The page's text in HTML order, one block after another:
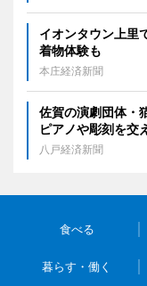
イオンタウン上里
着物体験も
本庄経済新聞
佐賀の演劇団体・
ピアノや彫刻を交
八戸経済新聞
食べる
暮らす・働く